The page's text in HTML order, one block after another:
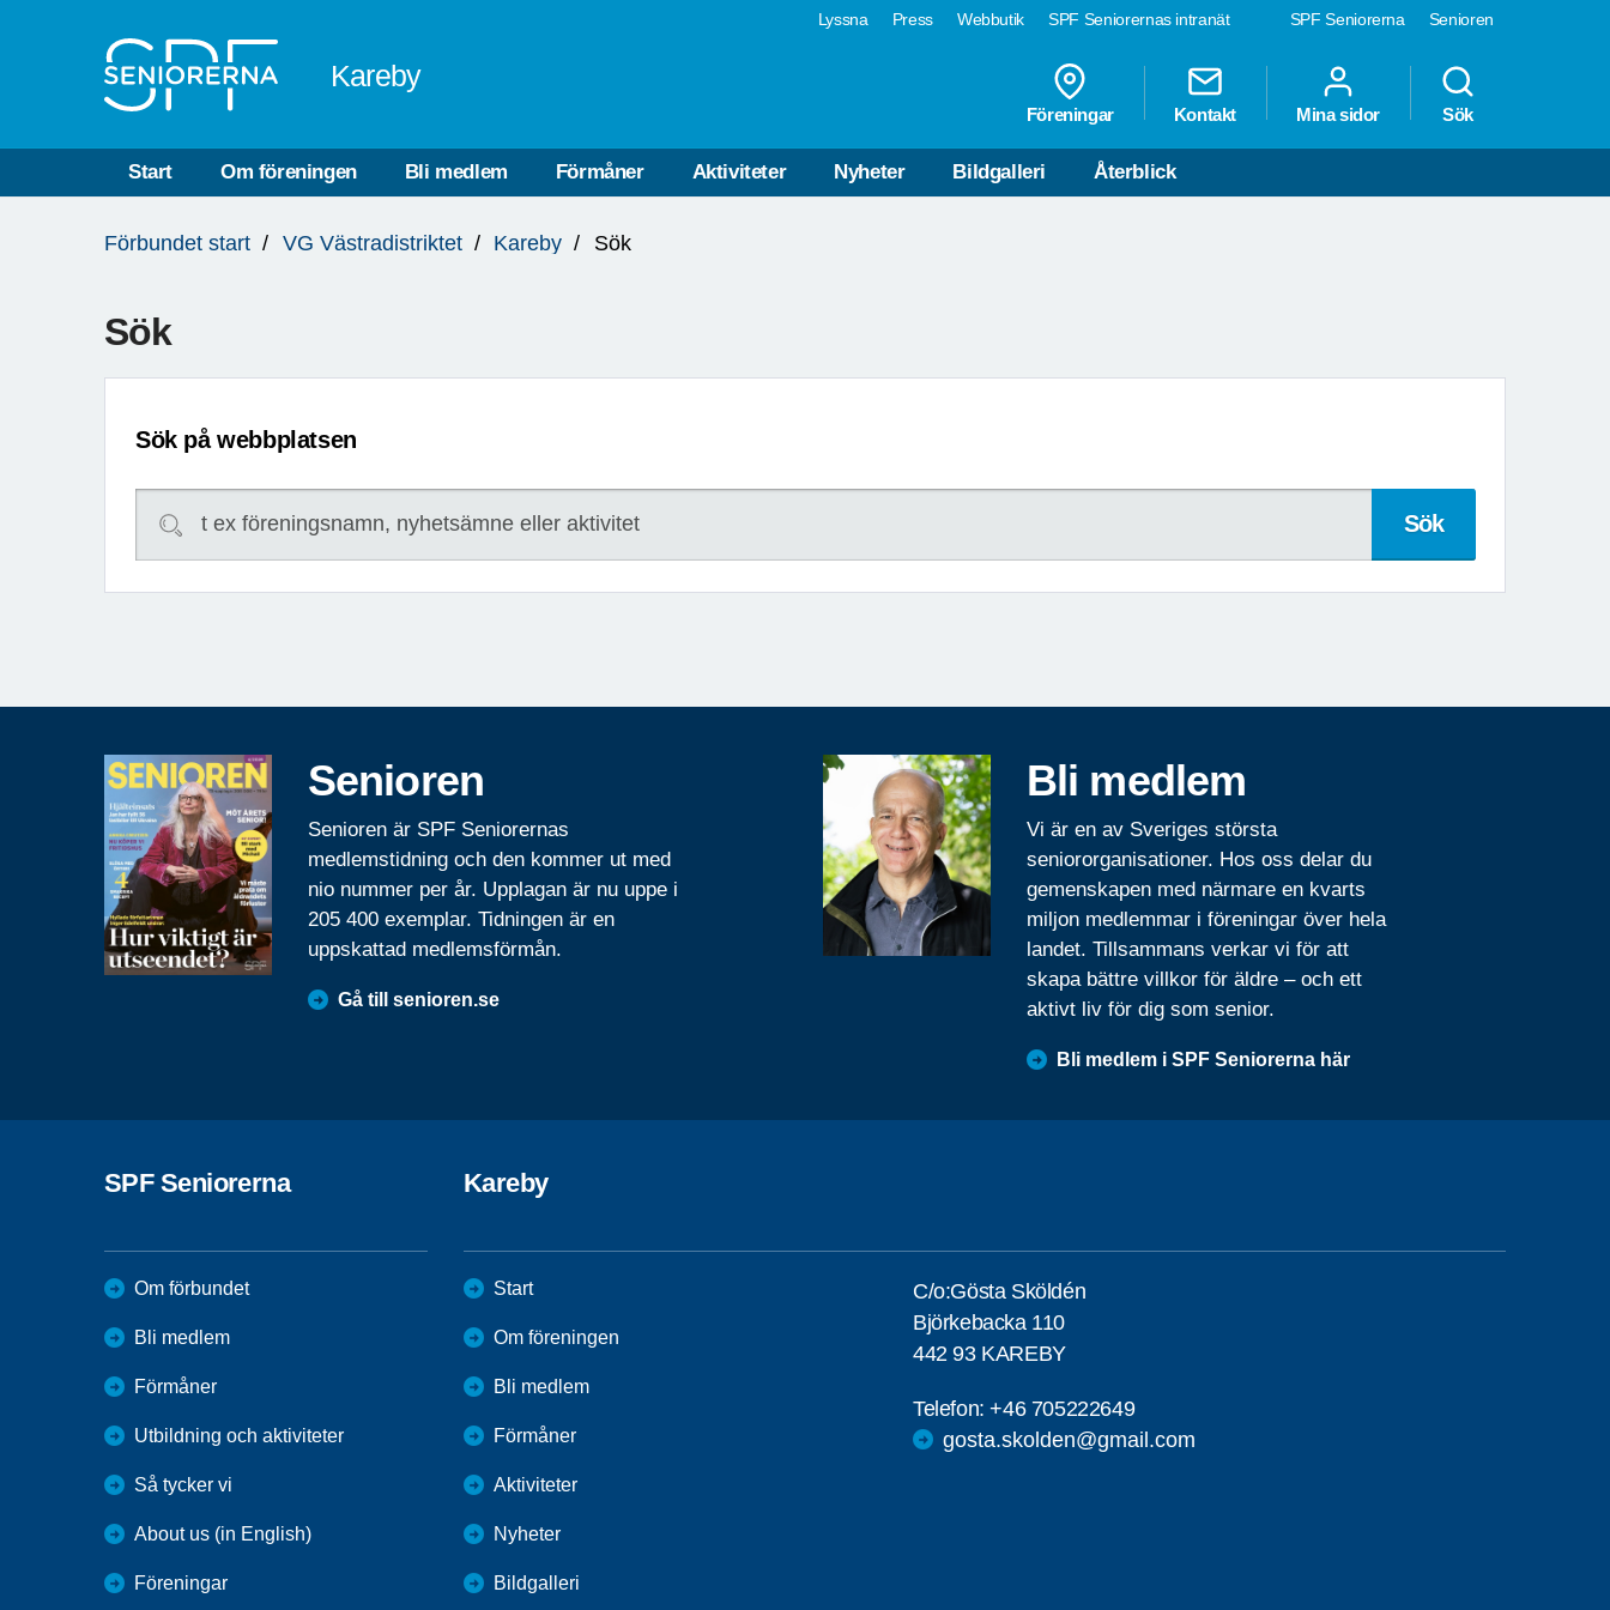
SPF Seniorerna Senioren
Lyssna Press Webbutik SPF Seniorernas intranät
Kareby
Föreningar Kontakt Mina sidor Sök
Start Om föreningen Bli medlem Förmåner Aktiviteter Nyheter Bildgalleri Återblick
är
Förbundet start VG Västradistriktet Kareby Sök
Sök
Sök på webbplatsen
Senioren
Senioren är SPF Seniorernas
medlemstidning och den kommer ut med
nio nummer per år. Upplagan är nu uppe i
205 400 exemplar. Tidningen är en
uppskattad medlemsförmån.
Gå till senioren.se
Bli medlem
Vi är en av Sveriges största
seniororganisationer. Hos oss delar du
gemenskapen med närmare en kvarts
miljon medlemmar i föreningar över hela
landet. Tillsammans verkar vi för att
skapa bättre villkor för äldre – och ett
aktivt liv för dig som senior.
Bli medlem i SPF Seniorerna här
SPF Seniorerna
Om förbundet
Bli medlem
Förmåner
Utbildning och aktiviteter
Så tycker vi
About us (in English)
Föreningar
Kareby
Start
Om föreningen
Bli medlem
Förmåner
Aktiviteter
Nyheter
Bildgalleri
C/o:Gösta Sköldén
Björkebacka 110
442 93 KAREBY
Telefon:+46 705222649
gosta.skolden@gmail.com